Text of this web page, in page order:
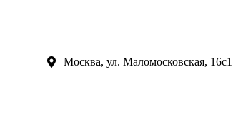
Москва, ул. Маломосковская, 16с1